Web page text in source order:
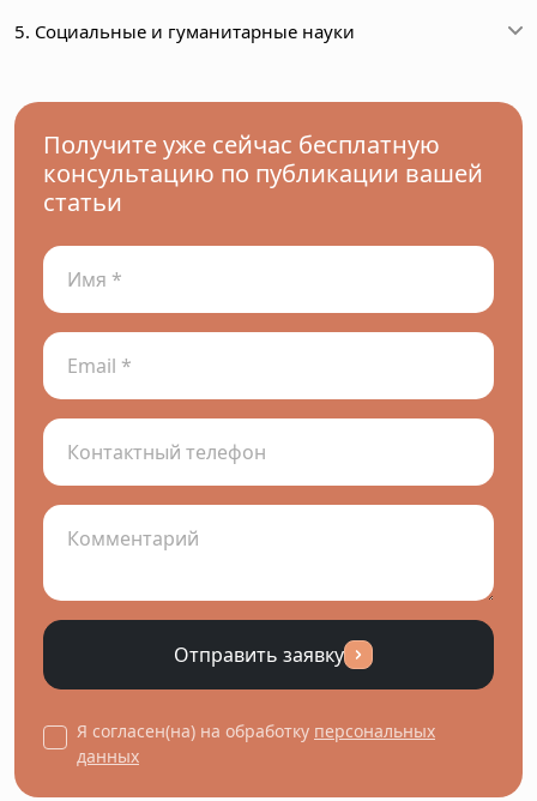
5. Социальные и гуманитарные науки
Получите уже сейчас бесплатную
консультацию по публикации вашей
статьи
Отправить заявку
Я согласен(на) на обработку персональных
данных